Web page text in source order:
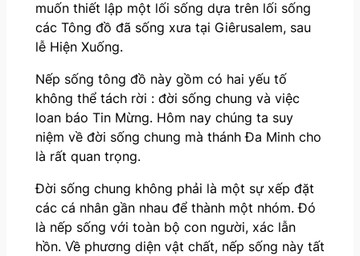
muốn thiết lập một lối sống dựa trên lối sống
các Tông đồ đã sống xưa tại Giêrusalem, sau
lễ Hiện Xuống.
Nếp sống tông đồ này gồm có hai yếu tố
không thể tách rời : đời sống chung và việc
loan báo Tin Mừng. Hôm nay chúng ta suy
niệm về đời sống chung mà thánh Đa Minh cho
là rất quan trọng.
Đời sống chung không phải là một sự xếp đặt
các cá nhân gần nhau để thành một nhóm. Đó
là nếp sống với toàn bộ con người, xác lẫn
hồn. Về phương diện vật chất, nếp sống này tất